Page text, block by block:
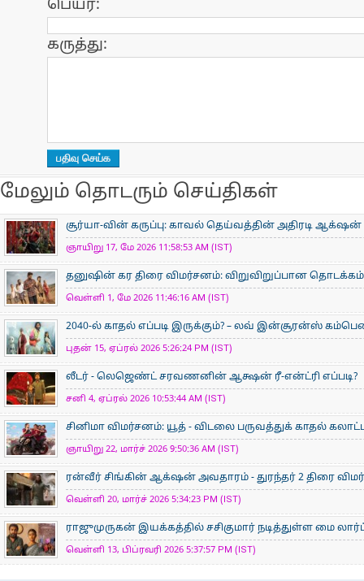
பெயர்:
கருத்து:
மேலும் தொடரும் செய்திகள்
சூர்யா-வின் கருப்பு: காவல் தெய்வத்தின் அதிரடி ஆக்‌ஷன்
ஞாயிறு 17, மே 2026 11:58:53 AM (IST)
தனுஷின் கர திரை விமர்சனம்: விறுவிறுப்பான
வெள்ளி 1, மே 2026 11:46:16 AM (IST)
2040-ல் காதல் எப்படி இருக்கும்? – லவ் இன்சூரன்ஸ்
புதன் 15, ஏப்ரல் 2026 5:26:24 PM (IST)
லீடர் - லெஜெண்ட் சரவணனின் ஆக்ஷன் ரீ-என்ட்ரி எப்படி?
சனி 4, ஏப்ரல் 2026 10:53:44 AM (IST)
சினிமா விமர்சனம்: யூத் - விடலை பருவத்துக் காதல்
ஞாயிறு 22, மார்ச் 2026 9:50:36 AM (IST)
ரன்வீர் சிங்கின் ஆக்‌ஷன் அவதாரம் - துரந்தர் 2 திரை
வெள்ளி 20, மார்ச் 2026 5:34:23 PM (IST)
ராஜுமுருகன் இயக்கத்தில் சசிகுமார் நடித்துள்ள மை
வெள்ளி 13, பிப்ரவரி 2026 5:37:57 PM (IST)